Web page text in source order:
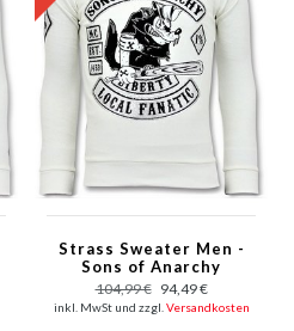
Strass Sweater Men -
Sons of Anarchy
Sweater - Weiß
104,99 € 94,49 €
inkl. MwSt und zzgl. Versandkosten